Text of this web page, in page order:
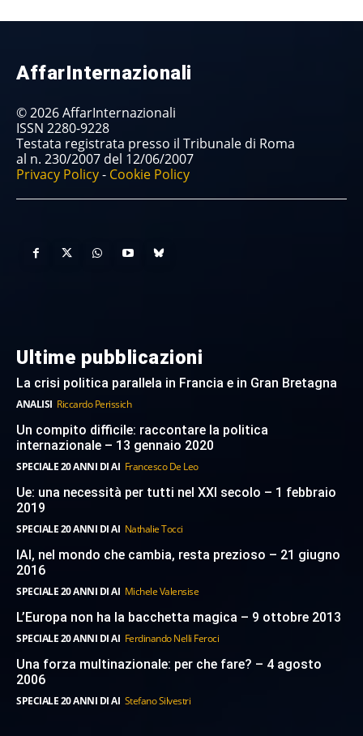
AffarInternazionali
© 2026 AffarInternazionali
ISSN 2280-9228
Testata registrata presso il Tribunale di Roma
al n. 230/2007 del 12/06/2007
Privacy Policy- Cookie Policy
Ultime pubblicazioni
La crisi politica parallela in Francia e in Gran Bretagna
ANALISI Riccardo Perissich
Un compito difficile: raccontare la politica
internazionale – 13 gennaio 2020
SPECIALE 20 ANNI DI AI Francesco De Leo
Ue: una necessità per tutti nel XXI secolo – 1 febbraio
2019
SPECIALE 20 ANNI DI AI Nathalie Tocci
IAI, nel mondo che cambia, resta prezioso – 21 giugno
2016
SPECIALE 20 ANNI DI AI Michele Valensise
L’Europa non ha la bacchetta magica – 9 ottobre 2013
SPECIALE 20 ANNI DI AI Ferdinando Nelli Feroci
Una forza multinazionale: per che fare? – 4 agosto
2006
SPECIALE 20 ANNI DI AI Stefano Silvestri